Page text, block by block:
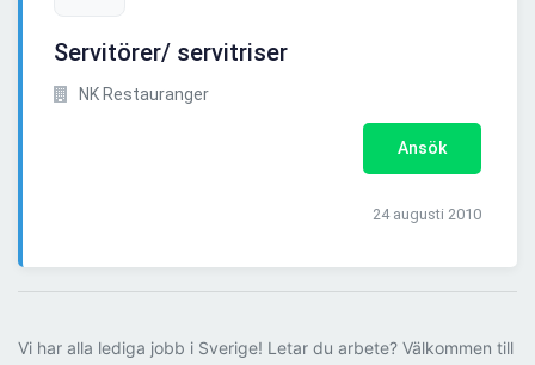
Servitörer/ servitriser
NK Restauranger
Ansök
24 augusti 2010
Vi har alla lediga jobb i Sverige! Letar du arbete? Välkommen till